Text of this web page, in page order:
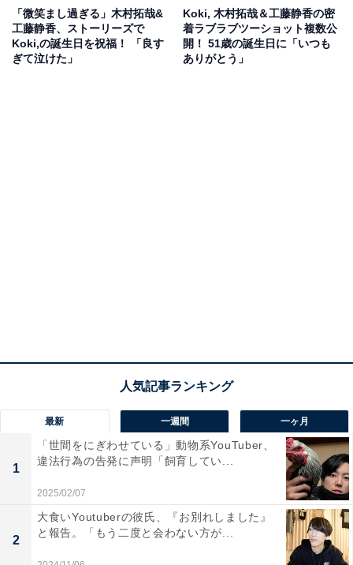
「微笑まし過ぎる」木村拓哉&
工藤静香、ストーリーズで
Koki,の誕生日を祝福！ 「良す
ぎて泣けた」
Koki, 木村拓哉＆工藤静香の密
着ラブラブツーショット複数公
開！ 51歳の誕生日に「いつも
ありがとう」
最新 一週間 一ヶ月
1
「世間をにぎわせている」動物系YouTuber、
違法行為の告発に声明「飼育してい...
2025/02/07
2
大食いYoutuberの彼氏、『お別れしました』
と報告。「もう二度と会わない方が...